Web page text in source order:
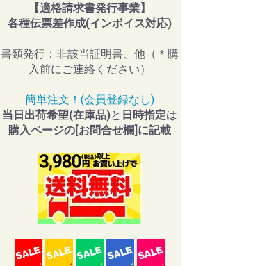
【適格請求書発行事業】
各種伝票差作成(インボイス対応)
書類発行：非該当証明書、他（＊購
入前にご連絡ください）
簡単注文！(会員登録なし)
当日出荷希望(在庫品)と 日時指定は
購入ページの[お問合せ欄]に記載